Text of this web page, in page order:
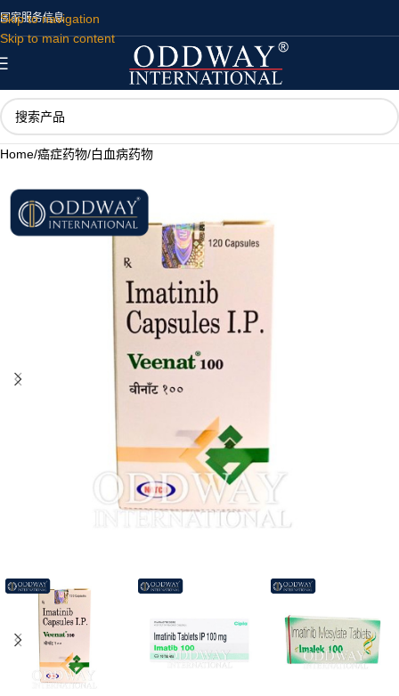
Skip to navigation
Skip to main content
国家服务信息
Home/癌症药物/白血病药物